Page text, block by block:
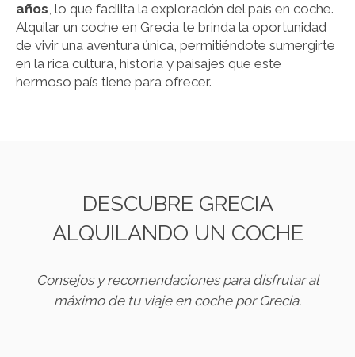
años, lo que facilita la exploración del país en coche.
Alquilar un coche en Grecia te brinda la oportunidad
de vivir una aventura única, permitiéndote sumergirte
en la rica cultura, historia y paisajes que este
hermoso país tiene para ofrecer.
DESCUBRE GRECIA
ALQUILANDO UN COCHE
Consejos y recomendaciones para disfrutar al
máximo de tu viaje en coche por Grecia.